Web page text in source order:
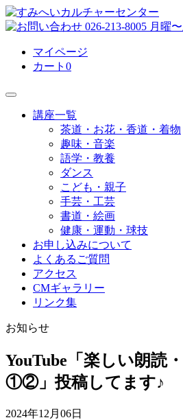
マイページ
カート 0
講座一覧
茶道・お花・香道・着物
趣味・音楽
語学・教養
ダンス
こども・親子
手芸・工芸
書道・絵画
健康・運動・球技
お申し込みについて
よくあるご質問
アクセス
CMギャラリー
リンク集
お知らせ
YouTube「楽しい朗読
①②」投稿してます♪
2024年12月06日